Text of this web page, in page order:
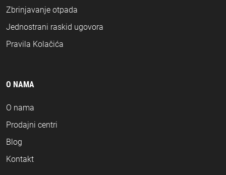
Zbrinjavanje otpada
Jednostrani raskid ugovora
Pravila Kolačića
O NAMA
O nama
Prodajni centri
Blog
Kontakt